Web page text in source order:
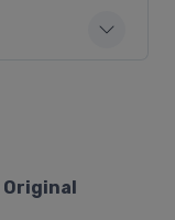
Original